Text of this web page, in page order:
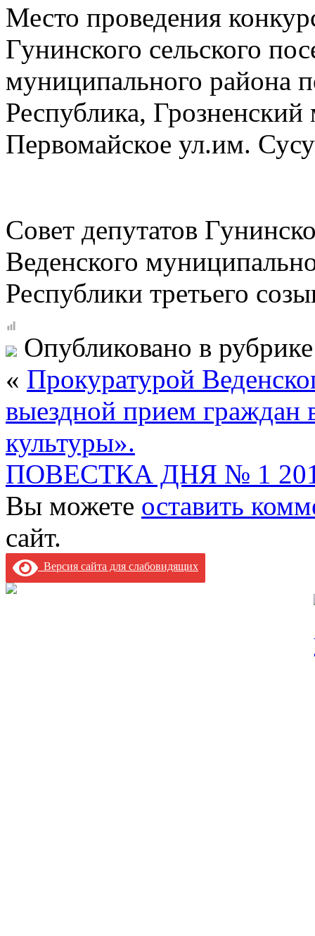
Место проведения
Гунинского сельского
муниципального района
Республика,
Первомайское ул.им.
Совет депутатов
Веденского
Республики третьего
Опубликовано в
« Прокуратурой
выездной прием
культуры».
ПОВЕСТКА ДНЯ № 1
Вы можете оставить
сайт.
Версия сайта для слабовидящих